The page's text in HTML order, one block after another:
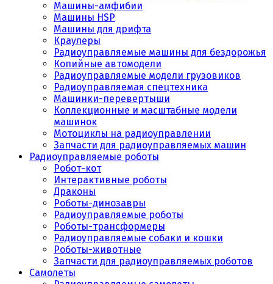
Машины-амфибии
Машины HSP
Машины для дрифта
Краулеры
Радиоуправляемые машины для бездорожья
Копийные автомодели
Радиоуправляемые модели грузовиков
Радиоуправляемая спецтехника
Машинки-перевертыши
Коллекционные и масштабные модели
машинок
Мотоциклы на радиоуправлении
Запчасти для радиоуправляемых машин
Радиоуправляемые роботы
Робот-кот
Интерактивные роботы
Драконы
Роботы-динозавры
Радиоуправляемые роботы
Роботы-трансформеры
Радиоуправляемые собаки и кошки
Роботы-животные
Запчасти для радиоуправляемых роботов
Самолеты